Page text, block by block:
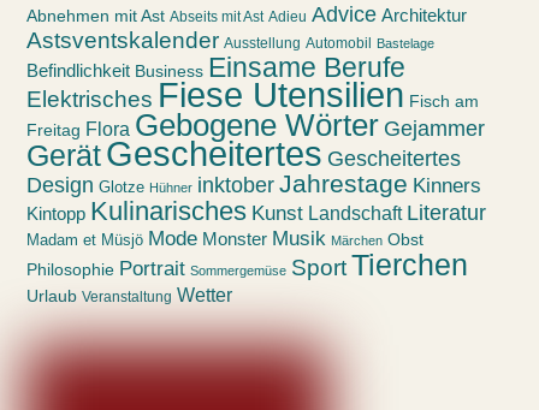
Abnehmen mit Ast Abseits mit Ast Adieu Advice Architektur
Astsventskalender Ausstellung Automobil Bastelage
Befindlichkeit Business Einsame Berufe
Elektrisches Fiese Utensilien Fisch am
Freitag Flora Gebogene Wörter Gejammer
GerätGescheitertes Gescheitertes
Design Glotze Hühner inktober Jahrestage Kinners
Kintopp Kulinarisches Kunst Landschaft Literatur
Madam et Müsjö Mode Monster Musik Märchen Obst
Philosophie Portrait Sommergemüse Sport Tierchen
Urlaub Veranstaltung Wetter